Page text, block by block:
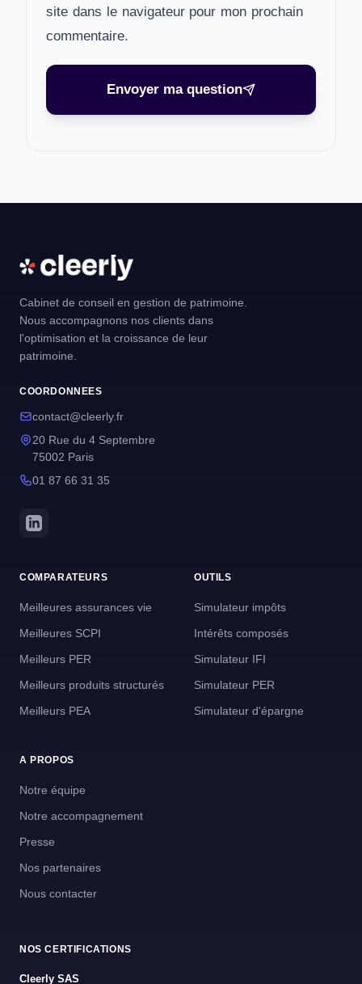
site dans le navigateur pour mon prochain
commentaire.
Envoyer ma question
Cabinet de conseil en gestion de patrimoine.
Nous accompagnons nos clients dans
l'optimisation et la croissance de leur
patrimoine.
COORDONNEES
contact@cleerly.fr
20 Rue du 4 Septembre
75002 Paris
01 87 66 31 35
COMPARATEURS
Meilleures assurances vie
Meilleures SCPI
Meilleurs PER
Meilleurs produits structurés
Meilleurs PEA
OUTILS
Simulateur impôts
Intérêts composés
Simulateur IFI
Simulateur PER
Simulateur d'épargne
A PROPOS
Notre équipe
Notre accompagnement
Presse
Nos partenaires
Nous contacter
NOS CERTIFICATIONS
Cleerly SAS